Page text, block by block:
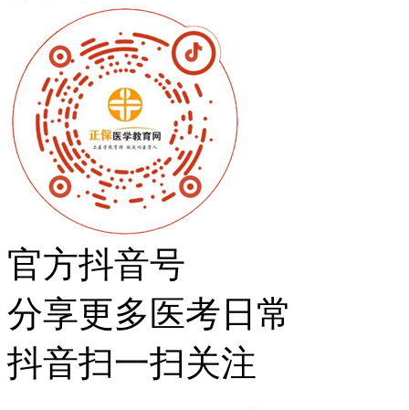
官方抖音号
分享更多医考日常
抖音扫一扫关注